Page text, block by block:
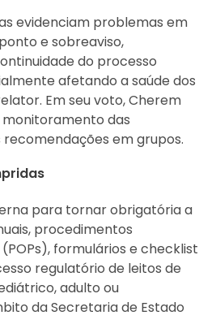
evidenciam problemas em
e sobreaviso,
do processo
afetando a saúde dos
Em seu voto, Cherem
monitoramento das
em grupos.
para tornar obrigatória a
procedimentos
formulários e checklist
regulatório de leitos de
adulto ou
da Secretaria de Estado